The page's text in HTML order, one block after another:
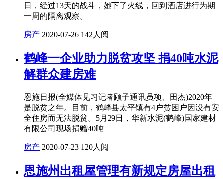
日，经过13天的战斗，她下了火线，回到酒店进行为期
一周的隔离观察。
房产 2020-07-26 142人阅
鹤峰一企业助力脱贫攻坚 捐40吨水泥
解群众建房难
恩施日报(全媒体见习记者顾子通讯员项、田杰)2020年
是脱贫之年。目前，鹤峰县太平镇有4户贫困户因没有安
全住房而无法脱贫。5月29日，华新水泥(鹤峰)国家建材
有限公司现场捐赠40吨
房产 2020-07-23 120人阅
恩施州出租屋管理有新规定房屋出租